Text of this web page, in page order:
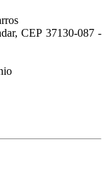
CEP 37130-087 -